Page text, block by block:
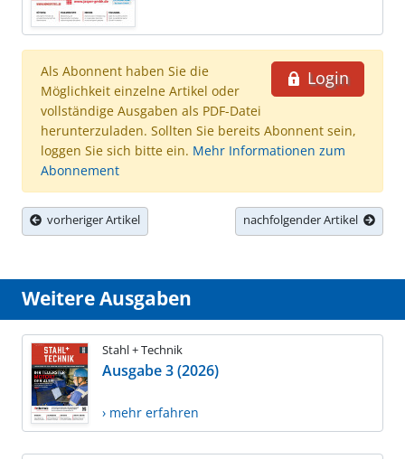
Login
Als Abonnent haben Sie die
Möglichkeit einzelne Artikel oder
vollständige Ausgaben als PDF-Datei
herunterzuladen. Sollten Sie bereits Abonnent sein,
loggen Sie sich bitte ein. Mehr Informationen zum
Abonnement
vorheriger Artikel nachfolgender Artikel
Weitere Ausgaben
Stahl + Technik
Ausgabe 3 (2026)
› mehr erfahren